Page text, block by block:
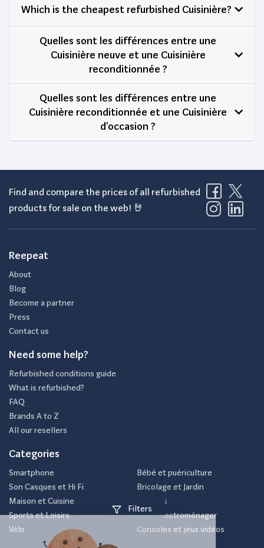
Filters
Which is the cheapest refurbished Cuisinière?
Quelles sont les différences entre une
Cuisinière neuve et une Cuisinière
reconditionnée ?
Quelles sont les différences entre une
Cuisinière reconditionnée et une Cuisinière
d'occasion ?
Find and compare the prices of all refurbished
products for sale on the web! 🤘
Reepeat
About
Blog
Become a partner
Press
Contact us
Need some help?
Refurbished conditions guide
What is refurbished?
FAQ
Brands A to Z
All our resellers
Categories
Smartphone
Son Casques et Hi Fi
Maison et Cuisine
Sports et Loisirs
Vélo
Bébé et puériculture
Bricolage et Jardin
Laptops
Petit électroménager
Consoles et jeux vidéos